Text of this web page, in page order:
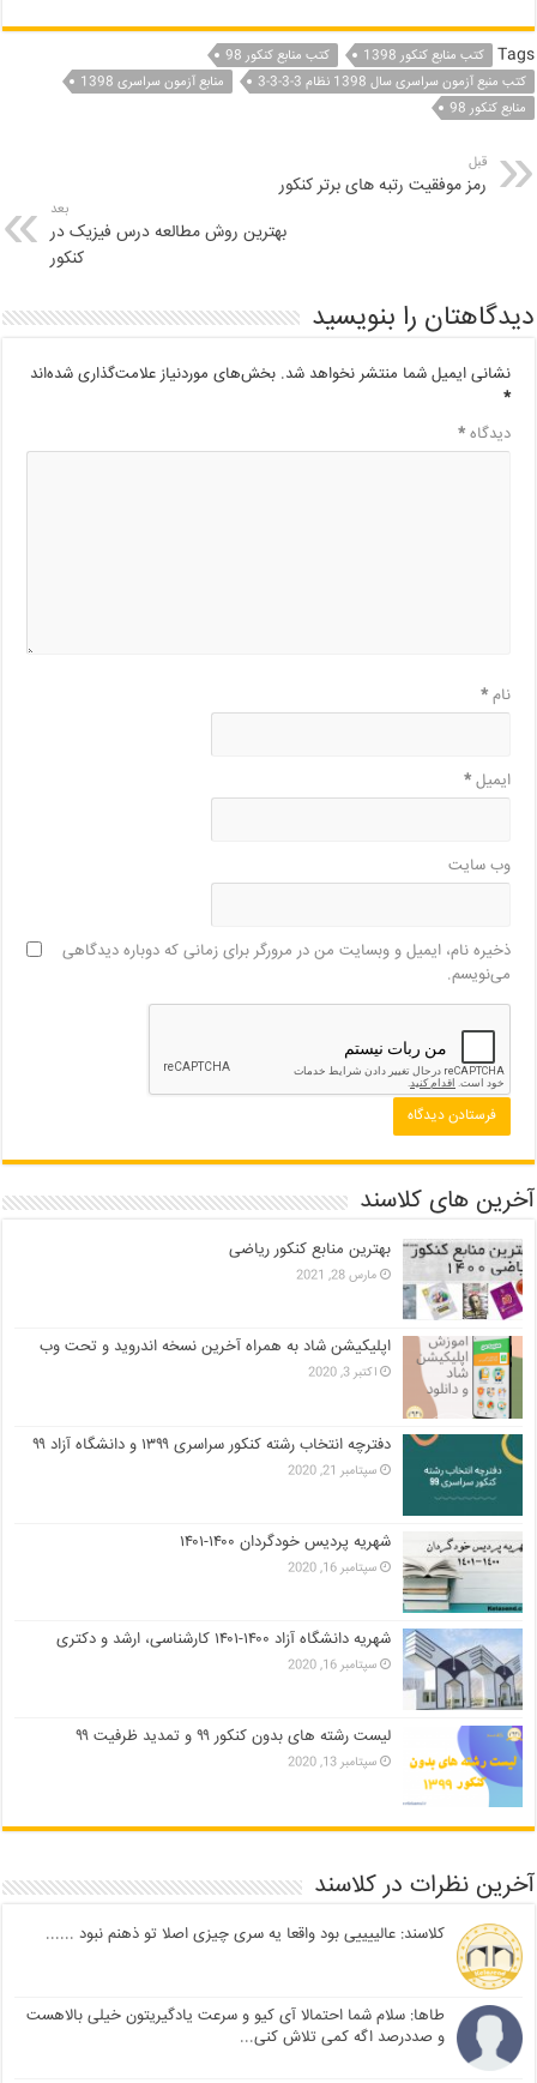
Tags کتب منابع کنکور 1398
کتب منابع کنکور 98
کتب منبع آزمون سراسری سال 1398 نظام 3-3-3-3
منابع آزمون سراسری 1398
منابع کنکور 98
قبل
رمز موفقیت رتبه های برتر کنکور
بعد
بهترین روش مطالعه درس فیزیک در
کنکور
دیدگاهتان را بنویسید
نشانی ایمیل شما منتشر نخواهد شد. بخش‌های موردنیاز علامت‌گذاری شده‌اند
*
دیدگاه*
نام*
ایمیل*
وب‌ سایت
ذخیره نام، ایمیل و وبسایت من در مرورگر برای زمانی که دوباره دیدگاهی
می‌نویسم.
آخرین های کلاسند
بهترین منابع کنکور ریاضی
مارس 28, 2021
اپلیکیشن شاد به همراه آخرین نسخه اندروید و تحت وب
اکتبر 3, 2020
دفترچه انتخاب رشته کنکور سراسری ۱۳۹۹ و دانشگاه آزاد ۹۹
سپتامبر 21, 2020
شهریه پردیس خودگردان ۱۴۰۰-۱۴۰۱
سپتامبر 16, 2020
شهریه دانشگاه آزاد ۱۴۰۰-۱۴۰۱ کارشناسی، ارشد و دکتری
سپتامبر 16, 2020
لیست رشته های بدون کنکور ۹۹ و تمدید ظرفیت ۹۹
سپتامبر 13, 2020
آخرین نظرات در کلاسند
کلاسند: عالییییی بود واقعا یه سری چیزی اصلا تو ذهنم نبود ......
طاها: سلام شما احتمالا آی کیو و سرعت یادگیریتون خیلی بالاهست
و صددرصد اگه کمی تلاش کنی...